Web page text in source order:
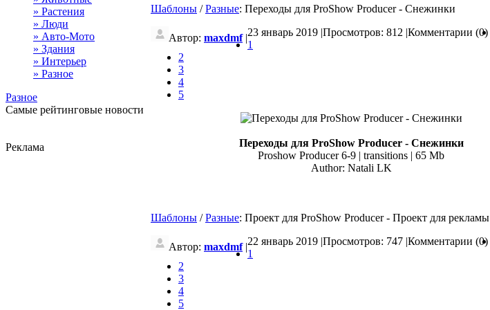
» Растения
» Люди
» Авто-Мото
» Здания
» Интерьер
» Разное
Разное
Самые рейтинговые новости
Реклама
Шаблоны /Разные: Переходы для ProShow Producer - Снежинки
Автор: maxdmf|23 январь 2019 |Просмотров: 812 |Комментарии (0)
1
2
3
4
5
Переходы для ProShow Producer - Снежинки
Proshow Producer 6-9 | transitions | 65 Mb
Author: Natali LK
Шаблоны /Разные: Проект для ProShow Producer - Проект для рекламы
Автор: maxdmf|22 январь 2019 |Просмотров: 747 |Комментарии (0)
1
2
3
4
5